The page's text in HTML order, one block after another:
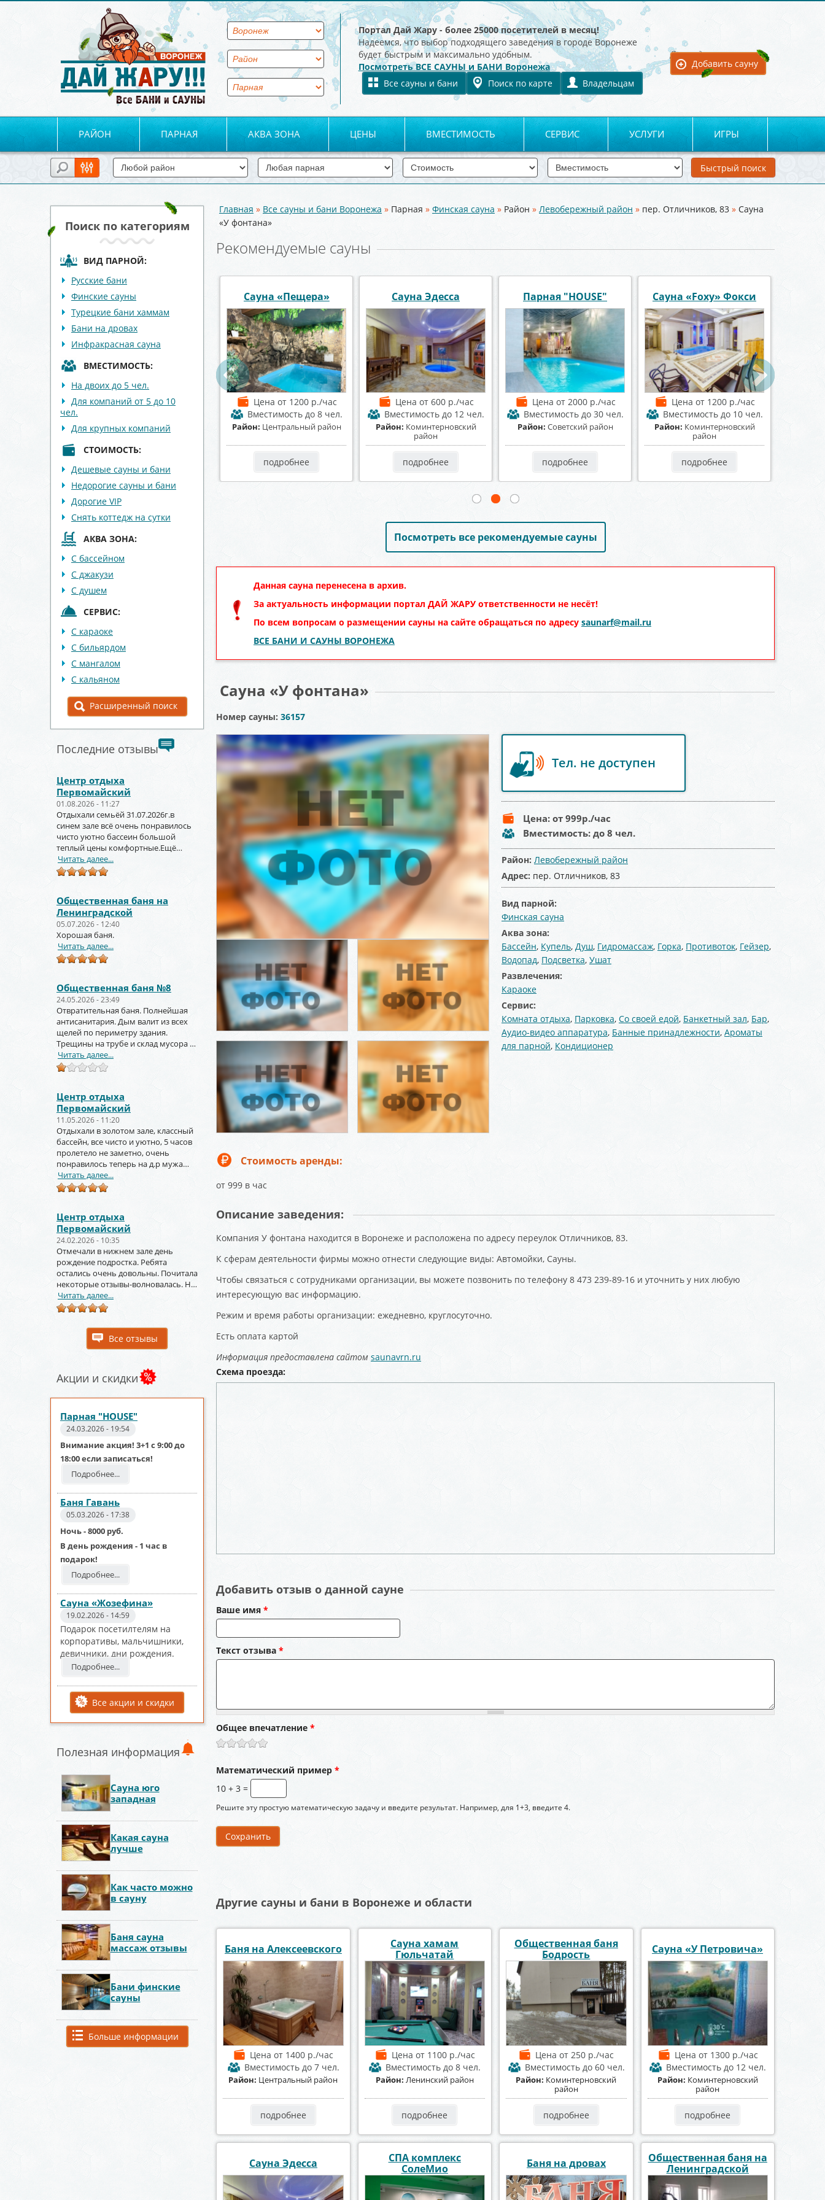
Портал Дай Жару - более 25000 посетителей в месяц!
Надеемся, что выбор подходящего заведения в городе Воронеже
будет быстрым и максимально удобным.
Посмотреть ВСЕ САУНЫ и БАНИ Воронежа
Все сауны и бани
Поиск по карте Владельцам
Для владельцев:
Добавить сауну
РАЙОН ПАРНАЯ АКВА ЗОНА ЦЕНЫ ВМЕСТИМОСТЬ СЕРВИС УСЛУГИ ИГРЫ
Поиск по категориям
ВИД ПАРНОЙ:
Русские бани
Финские сауны
Турецкие бани хаммам
Бани на дровах
Инфракрасная сауна
ВМЕСТИМОСТЬ:
На двоих до 5 чел.
Для компаний от 5 до 10
чел.
Для крупных компаний
СТОИМОСТЬ:
Дешевые сауны и бани
Недорогие сауны и бани
Дорогие VIP
Снять коттедж на сутки
АКВА ЗОНА:
С бассейном
С джакузи
С душем
СЕРВИС:
С караоке
С бильярдом
С мангалом
С кальяном
Расширенный поиск
Последние отзывы
Центр отдыха
Первомайский
01.08.2026 - 11:27
Отдыхали семьёй 31.07.2026г.в
синем зале всё очень понравилось
чисто уютно бассеин большой
теплый цены комфортные.Ещё
вернёмся и не раз!!!
Читать далее...
Общественная баня на
Ленинградской
05.07.2026 - 12:40
Хорошая баня.
Читать далее...
Общественная баня №8
24.05.2026 - 23:49
Отвратительная баня. Полнейшая
антисанитария. Дым валит из всех
щелей по периметру здания.
Трещины на трубе и склад мусора за
торцом зданиями.
Читать далее...
Центр отдыха
Первомайский
11.05.2026 - 11:20
Отдыхали в золотом зале, классный
бассейн, все чисто и уютно, 5 часов
пролетело не заметно, очень
понравилось теперь на д.р мужа
тоже будем заказывать
Читать далее...
Центр отдыха
Первомайский
24.02.2026 - 10:35
Отмечали в нижнем зале день
рождение подростка. Ребята
остались очень довольны. Почитала
некоторые отзывы-волновалась. Но
зря. Крутое место.
Читать далее...
Все отзывы
Акции и скидки
Парная "HOUSE"
24.03.2026 - 19:54
Внимание акция! 3+1 с 9:00 до
18:00 если записаться!
Подробнее...
Баня Гавань
05.03.2026 - 17:38
Ночь - 8000 руб.
В день рождения - 1 час в
подарок!
Подробнее...
Сауна «Жозефина»
19.02.2026 - 14:59
Подарок посетилтелям на
корпоративы, мальчишники,
девичники, дни рождения.
Подробнее...
Все акции и скидки
Полезная информация
Сауна юго
западная
Какая сауна
лучше
Как часто можно
в сауну
Баня сауна
массаж отзывы
Бани финские
сауны
Больше информации
Вы здесь
Главная » Все сауны и бани Воронежа » Парная » Финская сауна » Район » Левобережный район » пер. Отличников, 83 » Сауна
«У фонтана»
Рекомендуемые сауны
до 8 чел.
район
Сауна Эдесса
Ценаот 600 р./час
Район: Коминтерновский
район
Парная "HOUSE"
Цена от 2000 р./час
Вместимость до 30 чел.
Район:Советский район
подробнее
Сауна «Foxy» Фокси
Цена от 1200 р./час
Вместимость до 10 чел.
Район: Коминтерновский
район
подробнее
Центр отдыха
Первомайский
Цена от 1100 р./час
Вместимость до 15 чел.
Район: Советский район
подробнее
Баня на Донской
Цена от 1000 р./час
Вместимость до 25 чел.
Район: Коминтерновский
район
подробнее
Посмотреть все рекомендуемые сауны
Данная сауна перенесена в архив.
За актуальность информации портал ДАЙ ЖАРУ ответственности не несёт!
По всем вопросам о размещении сауны на сайте обращаться по адресу saunarf@mail.ru
ВСЕ БАНИ И САУНЫ ВОРОНЕЖА
Сауна «У фонтана»
Номер сауны: 36157
Тел. не доступен
Цена: от 999р./час
Вместимость: до 8 чел.
Район: Левобережный район
Адрес: пер. Отличников, 83
Вид парной:
Финская сауна
Аква зона:
Бассейн, Купель, Душ, Гидромассаж, Горка, Противоток, Гейзер,
Водопад, Подсветка, Ушат
Развлечения:
Караоке
Сервис:
Комната отдыха, Парковка, Со своей едой, Банкетный зал, Бар,
Аудио-видео аппаратура, Банные принадлежности, Ароматы
для парной, Кондиционер
Стоимость аренды:
от 999 в час
Описание заведения:
Компания У фонтана находится в Воронеже и расположена по адресу переулок Отличников, 83.
К сферам деятельности фирмы можно отнести следующие виды: Автомойки, Сауны.
Чтобы связаться с сотрудниками организации, вы можете позвонить по телефону 8 473 239-89-16 и уточнить у них любую
интересующую вас информацию.
Режим и время работы организации: ежедневно, круглосуточно.
Есть оплата картой
Информация предоставлена сайтом saunavrn.ru
Схема проезда:
Добавить отзыв о данной сауне
Ваше имя *
Текст отзыва *
Общее впечатление *
Математический пример *
10 + 3 =
Решите эту простую математическую задачу и введите результат. Например, для 1+3, введите 4.
Другие сауны и бани в Воронеже и области
Баня на Алексеевского
Ценаот 1400 р./час
Вместимость до 7 чел.
Район: Центральный район
подробнее
Сауна хамам
Гюльчатай
Цена от 1100 р./час
Вместимостьдо 8 чел.
Район: Ленинский район
подробнее
Общественная баня
Бодрость
Ценаот 250 р./час
Вместимость до 60 чел.
Район: Коминтерновский
район
подробнее
Сауна «У Петровича»
Цена от 1300 р./час
Вместимостьдо 12 чел.
Район: Коминтерновский
район
подробнее
Сауна Эдесса
СПА комплекс
СолеМио
Баня на дровах
Общественная баня на
Ленинградской